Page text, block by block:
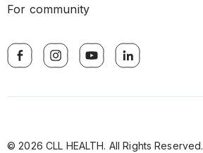
For community
© 2026 CLL HEALTH. All Rights Reserved.